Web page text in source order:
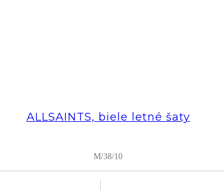
ALLSAINTS, biele letné šaty
M/38/10